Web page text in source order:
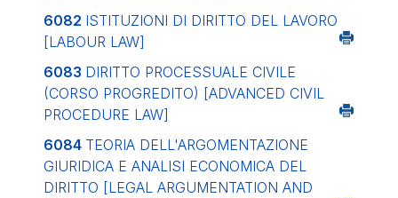
6082 ISTITUZIONI DI DIRITTO DEL LAVORO
[LABOUR LAW]
6083 DIRITTO PROCESSUALE CIVILE
(CORSO PROGREDITO) [ADVANCED CIVIL
PROCEDURE LAW]
6084 TEORIA DELL'ARGOMENTAZIONE
GIURIDICA E ANALISI ECONOMICA DEL
DIRITTO [LEGAL ARGUMENTATION AND